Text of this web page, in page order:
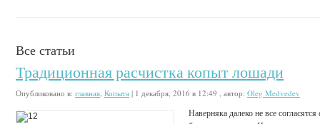
Все статьи
Традиционная расчистка копыт лошади
Опубликовано в: главная, Копыта | 1 декабря, 2016 в 12:49 , автор: Oleg Medvedev
Наверняка далеко не все